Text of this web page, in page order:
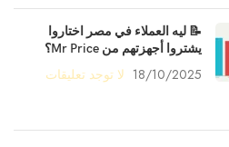
📝 ليه العملاء في مصر اختاروا
يشتروا أجهزتهم من Mr Price؟
18/10/2025 لا توجد تعليقات